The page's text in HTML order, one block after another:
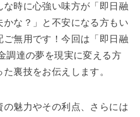
な時に心強い味方が「即日融
な？」と不安になる方もい
ご無用です！今回は「即日融
調達の夢を現実に変える方
裏技をお伝えします。
の魅力やその利点、さらには